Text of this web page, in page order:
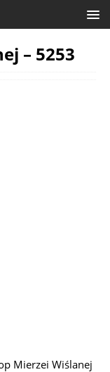
– 5253
Mierzei Wiślanej